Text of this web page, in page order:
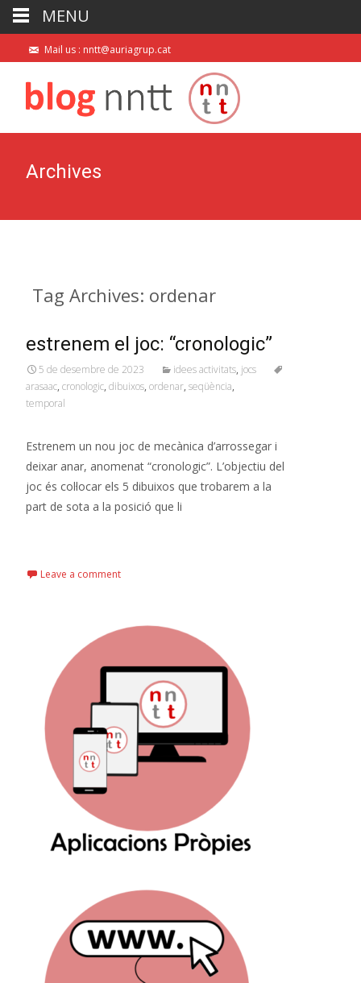
Mail us : nntt@auriagrup.cat
Archives
Tag Archives: ordenar
estrenem el joc: “cronologic”
5 de desembre de 2023 idees activitats, jocs
arasaac, cronologic, dibuixos, ordenar, seqüència,
temporal
Estrenem un nou joc de mecànica d’arrossegar i
deixar anar, anomenat “cronologic”. L’objectiu del
joc és col·locar els 5 dibuixos que trobarem a la
part de sota a la posició que li
Leave a comment
MENU